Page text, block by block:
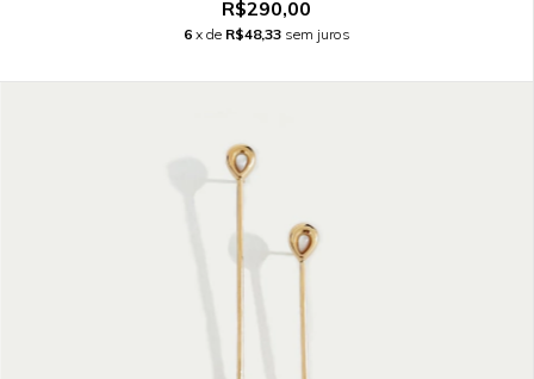
R$290,00
6 x de R$48,33 sem juros